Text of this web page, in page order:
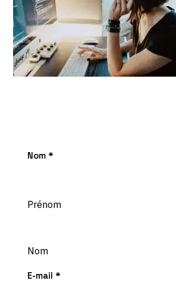
Commentaire
Nom *
Prénom
Nom
E-mail *